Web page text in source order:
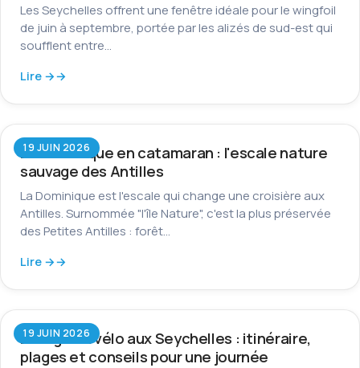
Les Seychelles offrent une fenêtre idéale pour le wingfoil
de juin à septembre, portée par les alizés de sud-est qui
soufflent entre…
Lire →
19 JUIN 2026
La Dominique en catamaran : l'escale nature
sauvage des Antilles
La Dominique est l'escale qui change une croisière aux
Antilles. Surnommée "l'île Nature", c'est la plus préservée
des Petites Antilles : forêt…
Lire →
19 JUIN 2026
La Digue à vélo aux Seychelles : itinéraire,
plages et conseils pour une journée